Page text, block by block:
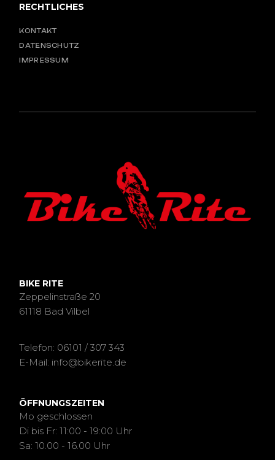
RECHTLICHES
KONTAKT
DATENSCHUTZ
IMPRESSUM
BIKE RITE
Zeppelinstraße 20
61118 Bad Vilbel
Telefon: 06101 / 307 343
E-Mail: info@bikerite.de
ÖFFNUNGSZEITEN
Mo geschlossen
Di bis Fr: 11:00 - 19:00 Uhr
Sa: 10.00 - 16.00 Uhr